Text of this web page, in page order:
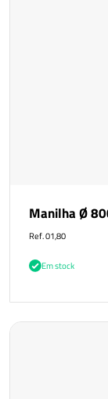
Manilha Ø
Ref. 01,80
Em stock